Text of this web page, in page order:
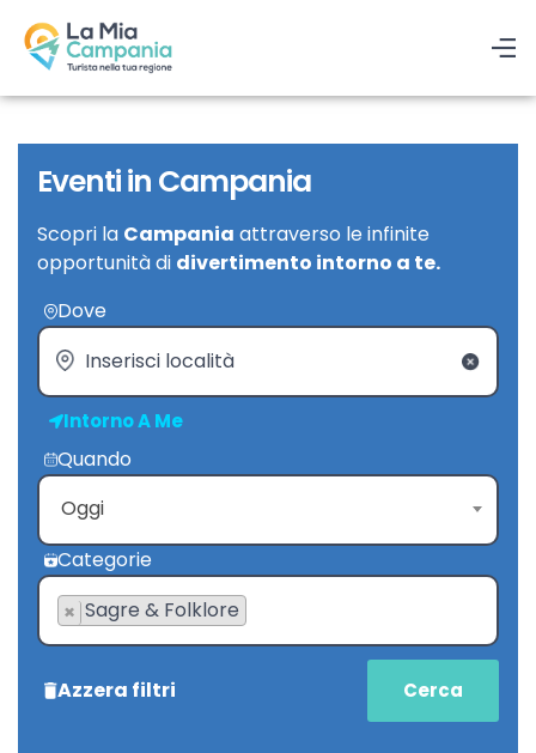
Eventi in Campania
Scopri la Campania attraverso le infinite
opportunità di divertimento intorno a te.
Dove
Intorno A Me
Quando
Oggi
Categorie
× Sagre & Folklore
Azzera filtri